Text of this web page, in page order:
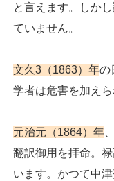
と言えます。しか
ていません。
文久3（1863）年の
学者は危害を加え
元治元（1864）年
翻訳御用を拝命。
います。かつて中